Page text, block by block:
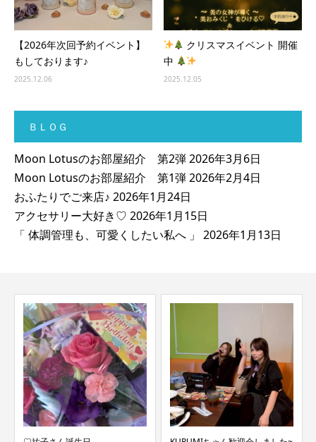
【2026年次回予約イベント】
もしております♪
2025.12.06
クリスマスイベント 開催
中
2025.12.05
ＢＬＯＧ
Moon Lotusのお部屋紹介 第2弾2026年3月6日
Moon Lotusのお部屋紹介 第1弾2026年2月4日
おふたりでご来店♪ 2026年1月24日
アクセサリー大好き♡ 2026年1月15日
「 体調管理も、可愛くしたい私へ 」 2026年1月13日